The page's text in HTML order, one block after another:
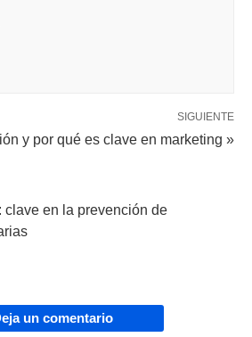
SIGUIENTE
y por qué es clave en marketing »
clave en la prevención de
un comentario